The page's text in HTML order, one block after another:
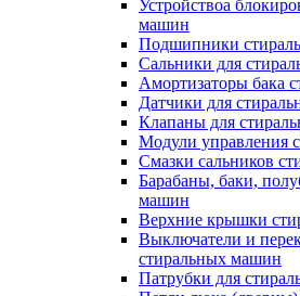
Устройствоа
машин
Подшипники
Сальники для
Амортизаторы бака
Датчики для
Клапаны для
Модули управления
Смазки сальников
Барабаны, баки,
машин
Верхние крышки
Выключатели и
стиральных машин
Патрубки для